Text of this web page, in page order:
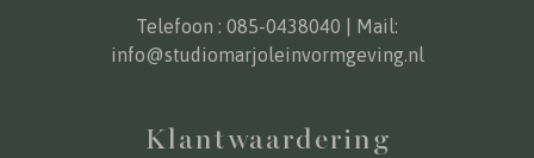
Telefoon : 085-0438040 | Mail:
info@studiomarjoleinvormgeving.nl
Klantwaardering